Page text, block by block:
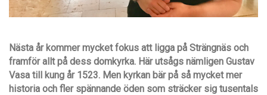
Nästa år kommer mycket fokus att ligga på Strängnäs och
framför allt på dess domkyrka. Här utsågs nämligen Gustav
Vasa till kung år 1523. Men kyrkan bär på så mycket mer
historia och fler spännande öden som sträcker sig tusentals